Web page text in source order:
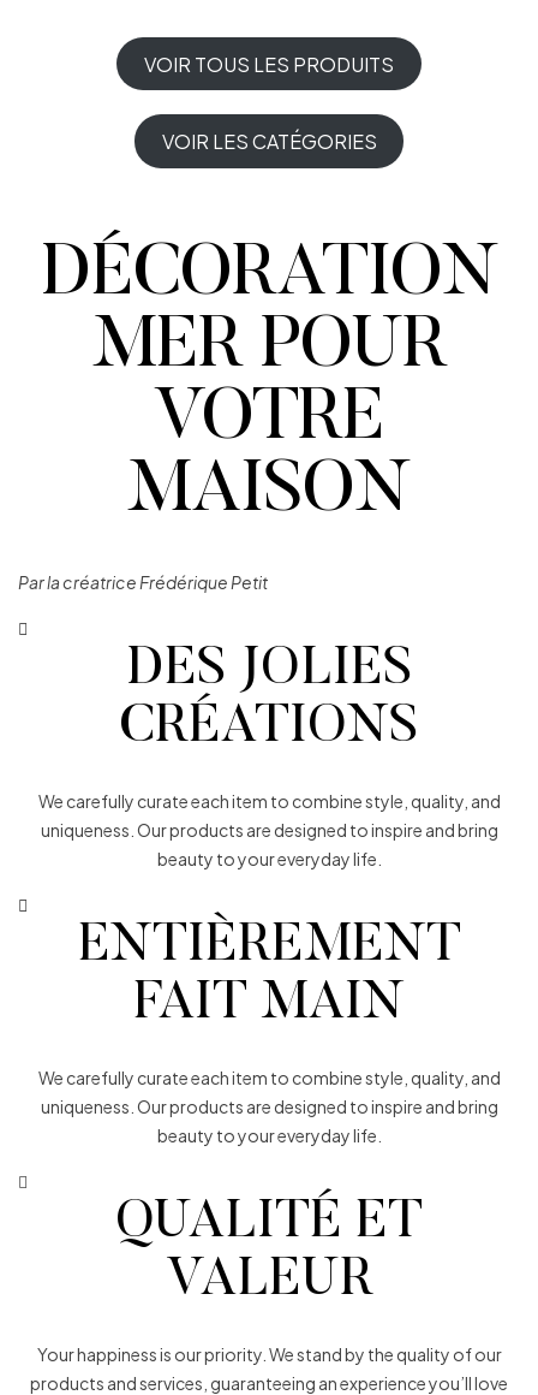
VOIR TOUS LES PRODUITS
VOIR LES CATÉGORIES
DÉCORATION
MER POUR
VOTRE
MAISON
Par la créatrice Frédérique Petit
DES JOLIES
CRÉATIONS
We carefully curate each item to combine style, quality, and
uniqueness. Our products are designed to inspire and bring
beauty to your everyday life.
ENTIÈREMENT
FAIT MAIN
We carefully curate each item to combine style, quality, and
uniqueness. Our products are designed to inspire and bring
beauty to your everyday life.
QUALITÉ ET
VALEUR
Your happiness is our priority. We stand by the quality of our
products and services, guaranteeing an experience you’ll love